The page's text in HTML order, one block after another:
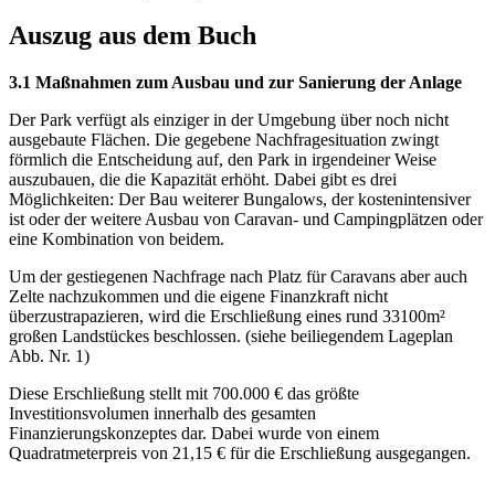
Auszug aus dem Buch
3.1 Maßnahmen zum Ausbau und zur Sanierung der Anlage
Der Park verfügt als einziger in der Umgebung über noch nicht
ausgebaute Flächen. Die gegebene Nachfragesituation zwingt
förmlich die Entscheidung auf, den Park in irgendeiner Weise
auszubauen, die die Kapazität erhöht. Dabei gibt es drei
Möglichkeiten: Der Bau weiterer Bungalows, der kostenintensiver
ist oder der weitere Ausbau von Caravan- und Campingplätzen oder
eine Kombination von beidem.
Um der gestiegenen Nachfrage nach Platz für Caravans aber auch
Zelte nachzukommen und die eigene Finanzkraft nicht
überzustrapazieren, wird die Erschließung eines rund 33100m²
großen Landstückes beschlossen. (siehe beiliegendem Lageplan
Abb. Nr. 1)
Diese Erschließung stellt mit 700.000 € das größte
Investitionsvolumen innerhalb des gesamten
Finanzierungskonzeptes dar. Dabei wurde von einem
Quadratmeterpreis von 21,15 € für die Erschließung ausgegangen.